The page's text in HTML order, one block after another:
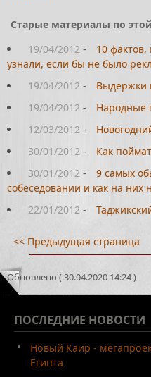
Старые материалы по
19/04/2012 -
10
узнали, если бы не было
19/04/2012 -
Выдержки
19/04/2012 -
Народные
12/03/2012 -
30/01/2012 -
Как
30/01/2012 -
9 самых
собеседовании и как на них
22/01/2012 -
<< Предыдущая страница
Обновлено ( 30.04.2020 14:24 )
ПОСЛЕДНИЕ НОВОСТИ
Новый Каир -
Египта